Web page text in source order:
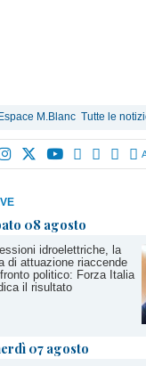
Espace M.Blanc Tutte le
08 agosto
idroelettriche, la
di attuazione riaccende
politico: Forza Italia
il risultato
07 agosto